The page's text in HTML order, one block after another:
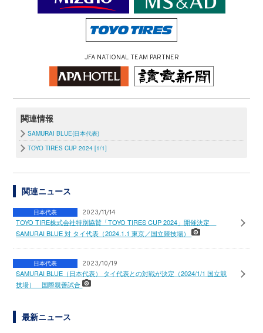
JFA NATIONAL TEAM PARTNER
関連情報
SAMURAI BLUE(日本代表)
TOYO TIRES CUP 2024 [1/1]
関連ニュース
日本代表 2023/11/14
TOYO TIRE株式会社特別協賛「TOYO TIRES CUP 2024」開催決定
SAMURAI BLUE 対 タイ代表（2024.1.1 東京／国立競技場）
日本代表 2023/10/19
SAMURAI BLUE（日本代表） タイ代表との対戦が決定（2024/1/1 国立競
技場） 国際親善試合
最新ニュース